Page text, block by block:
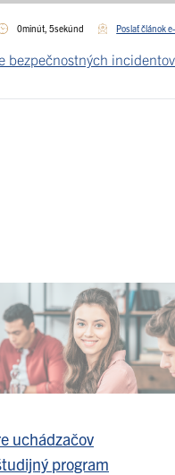
0minút, 5sekúnd Poslať článok
bezpečnostných
uchádzačov
program